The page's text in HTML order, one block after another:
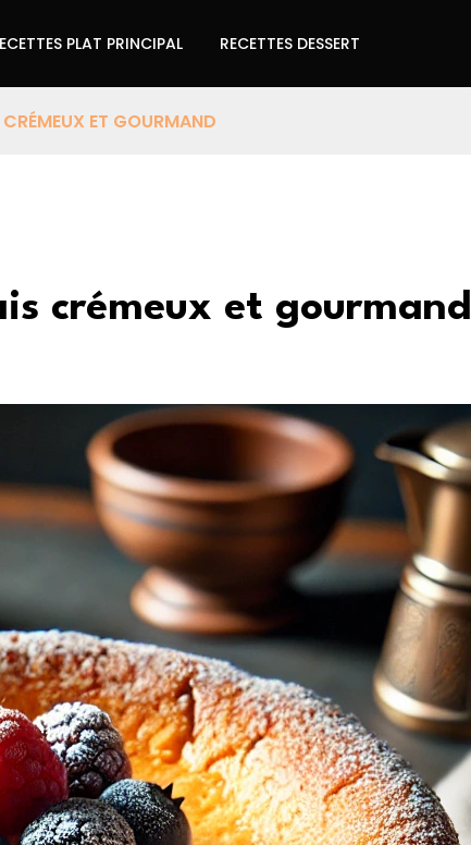
PLAT PRINCIPAL RECETTES DESSERT
ET GOURMAND
crémeux et gourmand